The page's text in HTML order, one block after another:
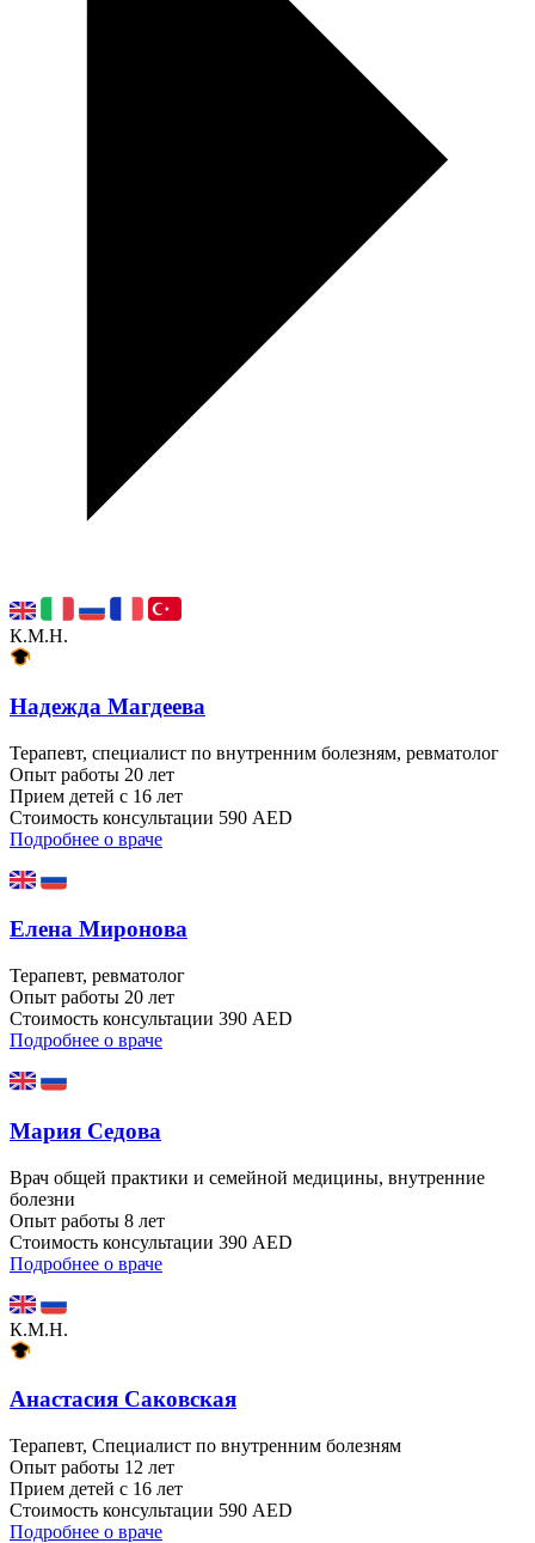
К.М.Н.
Надежда Магдеева
Терапевт, специалист по внутренним болезням, ревматолог
Опыт работы 20 лет
Прием детей с 16 лет
Стоимость консультации 590 AED
Подробнее о враче
Елена Миронова
Терапевт, ревматолог
Опыт работы 20 лет
Стоимость консультации 390 AED
Подробнее о враче
Мария Седова
Врач общей практики и семейной медицины, внутренние
болезни
Опыт работы 8 лет
Стоимость консультации 390 AED
Подробнее о враче
К.М.Н.
Анастасия Саковская
Терапевт, Специалист по внутренним болезням
Опыт работы 12 лет
Прием детей с 16 лет
Стоимость консультации 590 AED
Подробнее о враче